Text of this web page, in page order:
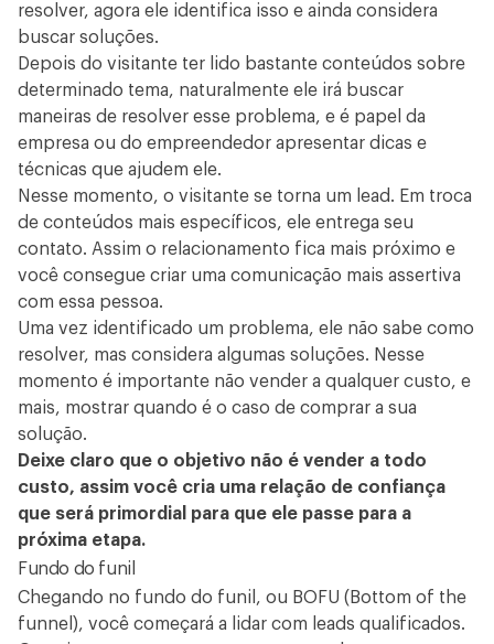
resolver, agora ele identifica isso e ainda considera
buscar soluções.
Depois do visitante ter lido bastante conteúdos sobre
determinado tema, naturalmente ele irá buscar
maneiras de resolver esse problema, e é papel da
empresa ou do empreendedor apresentar dicas e
técnicas que ajudem ele.
Nesse momento, o visitante se torna um lead. Em troca
de conteúdos mais específicos, ele entrega seu
contato. Assim o relacionamento fica mais próximo e
você consegue criar uma comunicação mais assertiva
com essa pessoa.
Uma vez identificado um problema, ele não sabe como
resolver, mas considera algumas soluções. Nesse
momento é importante não vender a qualquer custo, e
mais, mostrar quando é o caso de comprar a sua
solução.
Deixe claro que o objetivo não é vender a todo
custo, assim você cria uma relação de confiança
que será primordial para que ele passe para a
próxima etapa.
Fundo do funil
Chegando no fundo do funil, ou BOFU (Bottom of the
funnel), você começará a lidar com leads qualificados.